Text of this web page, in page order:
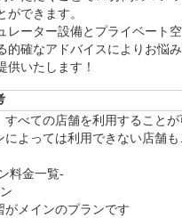
～21:00
時をリクエスト画面より
連絡差し上げます。
ン(60分)
お悩みをヒアリングし、
料金のご説明(60分)
ができます。
レーター設備とプライベート
的確なアドバイスによりお悩
供いたします！
べての店舗を利用することが
よっては利用できない店舗も
料金一覧-
がメインのプランです